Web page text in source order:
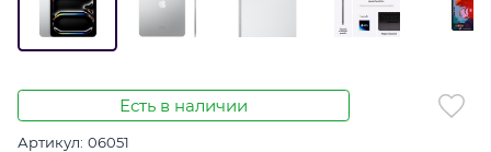
Есть в наличии
Артикул: 06051